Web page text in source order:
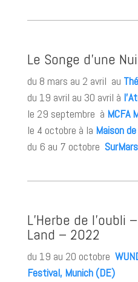
Le Songe d’une
du 8 mars au 2 avril au
du 19 avril au 30 avril à
le 29 septembre à MCFA
le 4 octobre à la Maison
du 6 au 7 octobre SurMars
L’Herbe de l’oubli
Land – 2022
du 19 au 20 octobre
Festival, Munich (DE)